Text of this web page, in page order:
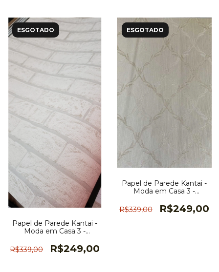
ESGOTADO
Papel de Parede Kantai -
Moda em Casa 3 -
R$339,00
R$249,00
ESGOTADO
Papel de Parede Kantai -
Moda em Casa 3 -
R$339,00
R$249,00